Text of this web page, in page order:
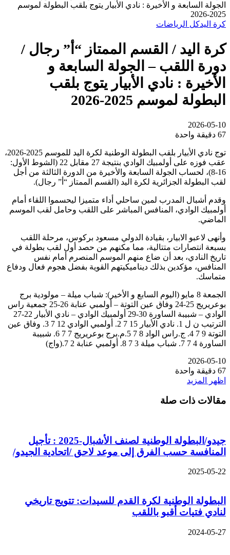
الجولة السابعة و الأخيرة : نادي الأبيار يتوج بلقب البطولة لموسم
2025-2026
كرة اليدكل الرياضات
كرة اليد / القسم الممتاز “أ” رجال /
دورة اللقب – الجولة السابعة و
الأخيرة : نادي الأبيار يتوج بلقب
البطولة لموسم 2025-2026
2026-05-10
67 دقيقة واحدة
توج نادي الأبيار بلقب البطولة الوطنية لكرة اليد للموسم 2025-2026،
عقب فوزه على أولمبيك الوادي بنتيجة 27 مقابل 22 (الشوط الأول:
16-8)، لحساب الجولة السابعة والأخيرة من الدورة الثالثة من أجل
لقب البطولة الجزائرية لكرة اليد (القسم الممتاز “أ” رجال).
وقدم أشبال المدرب لمين ساحلي أداء متميزا ليحسموا اللقاء أمام
أولمبيك الوادي، المنافس المباشر على اللقب وحامل لقب الموسم
الماضي.
وأنهى لاعبو الابيار، بقيادة الدولي مسعود بركوس، مرحلة اللقب
بسبعة انتصارات متتالية، مما مكنهم من حصد أول لقب بطولة في
تاريخ النادي، بعد أن ضاع منهم الموسم المنصرم أمام نفس
المنافس، مؤكدين بذلك ديناميكيتهم القوية بفضل هجوم فعال ودفاع
متماسك.
الجمعة 8 مايو (اليوم السابع و الأخير): شباب ميلة – مولودية برج
بوعريريج 25-24 وفاق عين التوتة – أولمبي عنابة 26-25 جمعية راس
الوادي – شبيبة الساورة 30-29 أولمبيك الوادي – نادي الأبيار 22-27
الترتيب ن ل 1. نادي الأبيار 15 7 2. أولمبي الوادي 12 7 3. وفاق عين
التوتة 9 7 4. ج.راس الواد 8 7 5.م.برج بوعريريج 7 7 6. شبيبة
الساورة 4 7 7. شباب ميلة 3 7 8. أولمبي عنابة 2 7.(واج)
2026-05-10
67 دقيقة واحدة
اظهر المزيد
مقالات ذات صلة
جيدو/البطولة الوطنية لصنف الأشبال-2025 : تأجيل
المنافسة حسب الفرق إلى موعد لاحق /اتحادية الجيدو/
2025-05-22
البطولة الوطنية لكرة القدم للسيدات: تتويج تاريخي
لنادي فتيات أقبو باللقب
2024-05-27